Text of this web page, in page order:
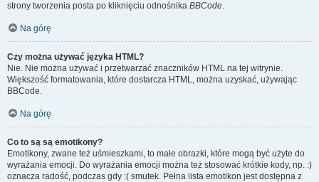
strony tworzenia posta po kliknięciu odnośnika BBCode.
Na górę
Czy można używać języka HTML?
Nie. Nie można używać i przetwarzać znaczników HTML na tej witrynie.
Większość formatowania, które dostarcza HTML, można uzyskać, używając
BBCode.
Na górę
Co to są są emotikony?
Emotikony, zwane też uśmieszkami, to małe obrazki, które mogą być użyte do
wyrażania emocji. Do wyrażania emocji można też stosować krótkie kody, np. :)
oznacza radość, podczas gdy :( smutek. Pełna lista emotikon jest dostępna z